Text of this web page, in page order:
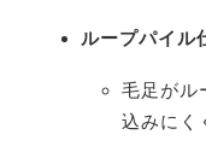
ループパイル
毛足がル
込みにく